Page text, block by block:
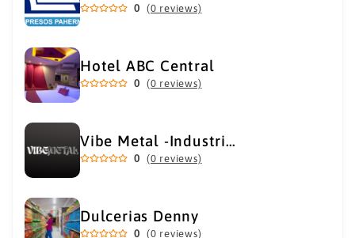
0 (0 reviews)
Hotel ABC Central
0 (0 reviews)
Vibe Metal -Industrial Metal Supply
0 (0 reviews)
Dulcerias Denny
0 (0 reviews)